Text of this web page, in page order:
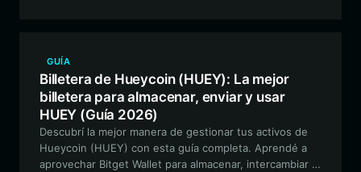
GUÍA
Billetera de Hueycoin (HUEY): La mejor
billetera para almacenar, enviar y usar
HUEY (Guía 2026)
Descubrí la mejor manera de gestionar tus activos de
Hueycoin (HUEY) con esta guía completa. Aprendé a
aprovechar Bitget Wallet para almacenar, intercambiar y